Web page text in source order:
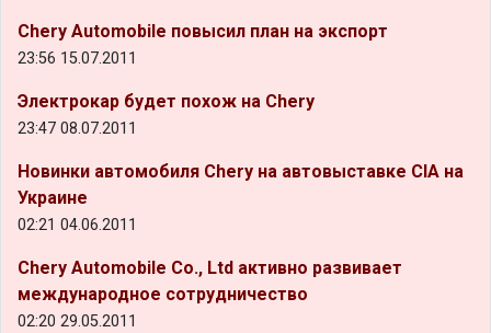
Chery Automobile повысил план на экспорт
23:56 15.07.2011
Электрокар будет похож на Chery
23:47 08.07.2011
Новинки автомобиля Chery на автовыставке CIA на
Украине
02:21 04.06.2011
Chery Automobile Co., Ltd активно развивает
международное сотрудничество
02:20 29.05.2011